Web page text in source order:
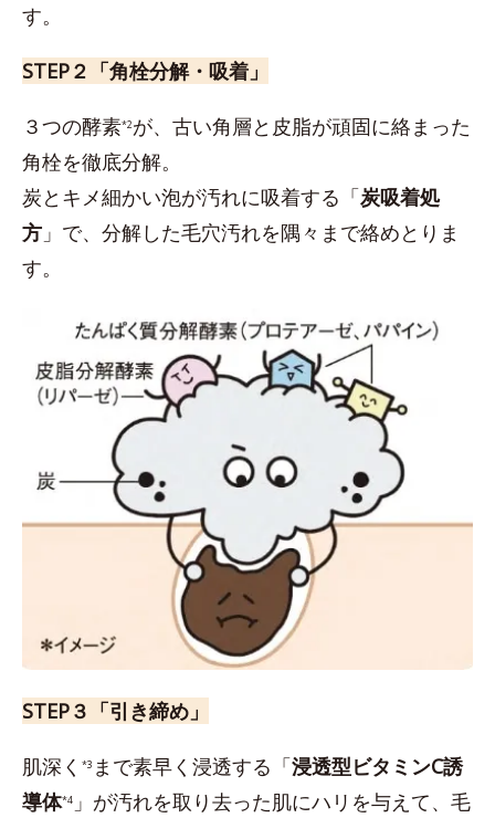
す。
STEP２「角栓分解・吸着」
３つの酵素*2が、古い角層と皮脂が頑固に絡まった
角栓を徹底分解。
炭とキメ細かい泡が汚れに吸着する「炭吸着処
方 」で、分解した毛穴汚れを隅々まで絡めとりま
す。
STEP３「引き締め」
肌深く *3 まで素早く浸透する「浸透型ビタミンC誘
導体*4 」が汚れを取り去った肌にハリを与えて、毛